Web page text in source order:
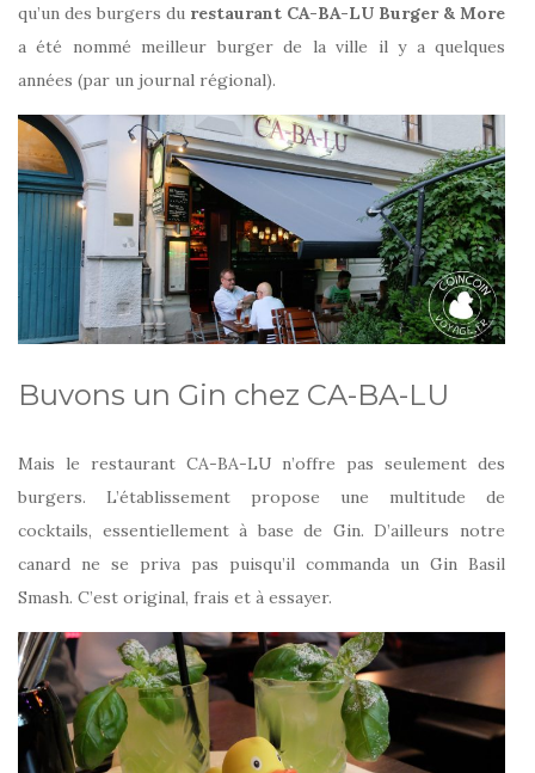
qu’un des burgers du restaurant CA-BA-LU Burger & More
a été nommé meilleur burger de la ville il y a quelques
années (par un journal régional).
Buvons un Gin chez CA-BA-LU
Mais le restaurant CA-BA-LU n’offre pas seulement des
burgers. L’établissement propose une multitude de
cocktails, essentiellement à base de Gin. D’ailleurs notre
canard ne se priva pas puisqu’il commanda un Gin Basil
Smash. C’est original, frais et à essayer.